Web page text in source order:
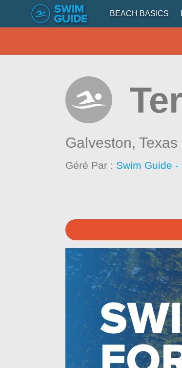
BEACH BASICS
Galveston,Texas
Géré Par : Swim Guide -